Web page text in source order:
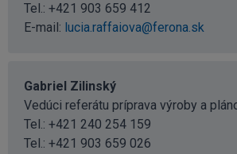
Tel.: +421 903 659 412
E-mail: lucia.raffaiova@ferona.sk
Gabriel Zilinský
Vedúci referátu príprava výroby a
Tel.: +421 240 254 159
Tel.: +421 903 659 026